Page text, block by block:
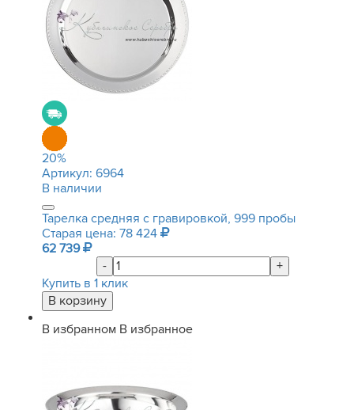
20%
Артикул: 6964
В наличии
Тарелка средняя с гравировкой, 999 пробы
Старая цена: 78 424
62 739
-
+
Купить в 1 клик
В избранном В избранное